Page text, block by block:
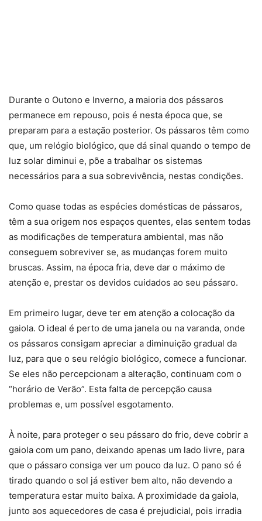
Durante o Outono e Inverno, a maioria dos pássaros
permanece em repouso, pois é nesta época que, se
preparam para a estação posterior. Os pássaros têm como
que, um relógio biológico, que dá sinal quando o tempo de
luz solar diminui e, põe a trabalhar os sistemas
necessários para a sua sobrevivência, nestas condições.
Como quase todas as espécies domésticas de pássaros,
têm a sua origem nos espaços quentes, elas sentem todas
as modificações de temperatura ambiental, mas não
conseguem sobreviver se, as mudanças forem muito
bruscas. Assim, na época fria, deve dar o máximo de
atenção e, prestar os devidos cuidados ao seu pássaro.
Em primeiro lugar, deve ter em atenção a colocação da
gaiola. O ideal é perto de uma janela ou na varanda, onde
os pássaros consigam apreciar a diminuição gradual da
luz, para que o seu relógio biológico, comece a funcionar.
Se eles não percepcionam a alteração, continuam com o
“horário de Verão”. Esta falta de percepção causa
problemas e, um possível esgotamento.
À noite, para proteger o seu pássaro do frio, deve cobrir a
gaiola com um pano, deixando apenas um lado livre, para
que o pássaro consiga ver um pouco da luz. O pano só é
tirado quando o sol já estiver bem alto, não devendo a
temperatura estar muito baixa. A proximidade da gaiola,
junto aos aquecedores de casa é prejudicial, pois irradia